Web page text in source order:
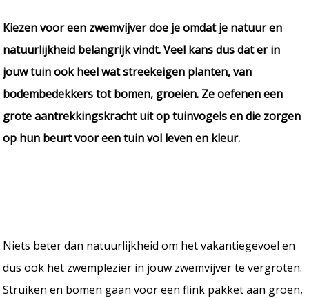
Kiezen voor een zwemvijver doe je omdat je natuur en
natuurlijkheid belangrijk vindt. Veel kans dus dat er in
jouw tuin ook heel wat streekeigen planten, van
bodembedekkers tot bomen, groeien. Ze oefenen een
grote aantrekkingskracht uit op tuinvogels en die zorgen
op hun beurt voor een tuin vol leven en kleur.
Niets beter dan natuurlijkheid om het vakantiegevoel en
dus ook het zwemplezier in jouw zwemvijver te vergroten.
Struiken en bomen gaan voor een flink pakket aan groen,